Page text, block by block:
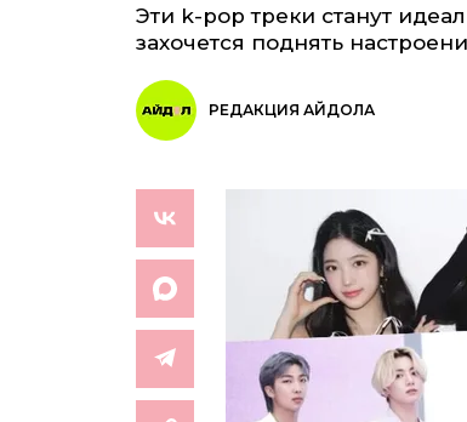
Эти k-pop треки станут
захочется поднять
РЕДАКЦИЯ АЙДОЛА